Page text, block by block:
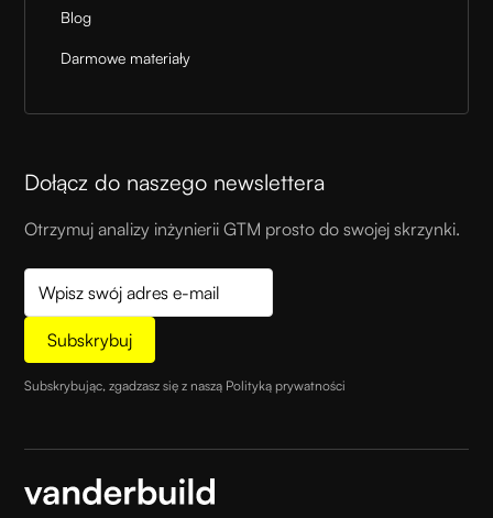
Blog
Darmowe materiały
Dołącz do naszego newslettera
Otrzymuj analizy inżynierii GTM prosto do swojej skrzynki.
Subskrybując, zgadzasz się z naszą Polityką prywatności